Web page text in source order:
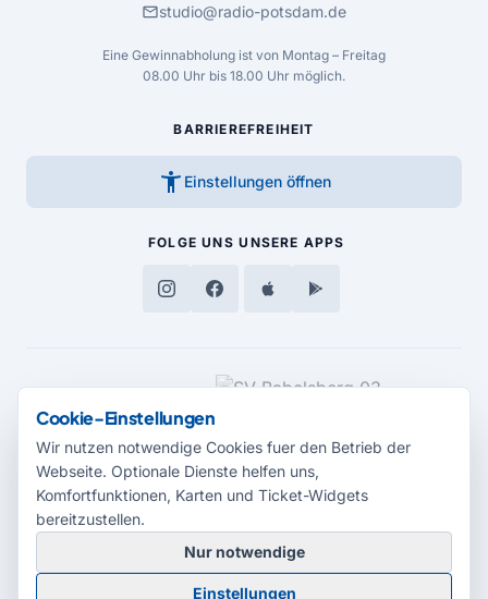
mailstudio@radio-potsdam.de
Eine Gewinnabholung ist von Montag – Freitag
08.00 Uhr bis 18.00 Uhr möglich.
BARRIEREFREIHEIT
accessibility_new Einstellungen öffnen
FOLGE UNS UNSERE APPS
MEDIENPARTNER
© 2026 Radio Potsdam. Webseite entwickelt durch dieMedienagentur
Babelsberg
Cookie-Einstellungen
Wir nutzen notwendige Cookies fuer den Betrieb der
Webseite. Optionale Dienste helfen uns,
Komfortfunktionen, Karten und Ticket-Widgets
bereitzustellen.
Nur notwendige
Einstellungen